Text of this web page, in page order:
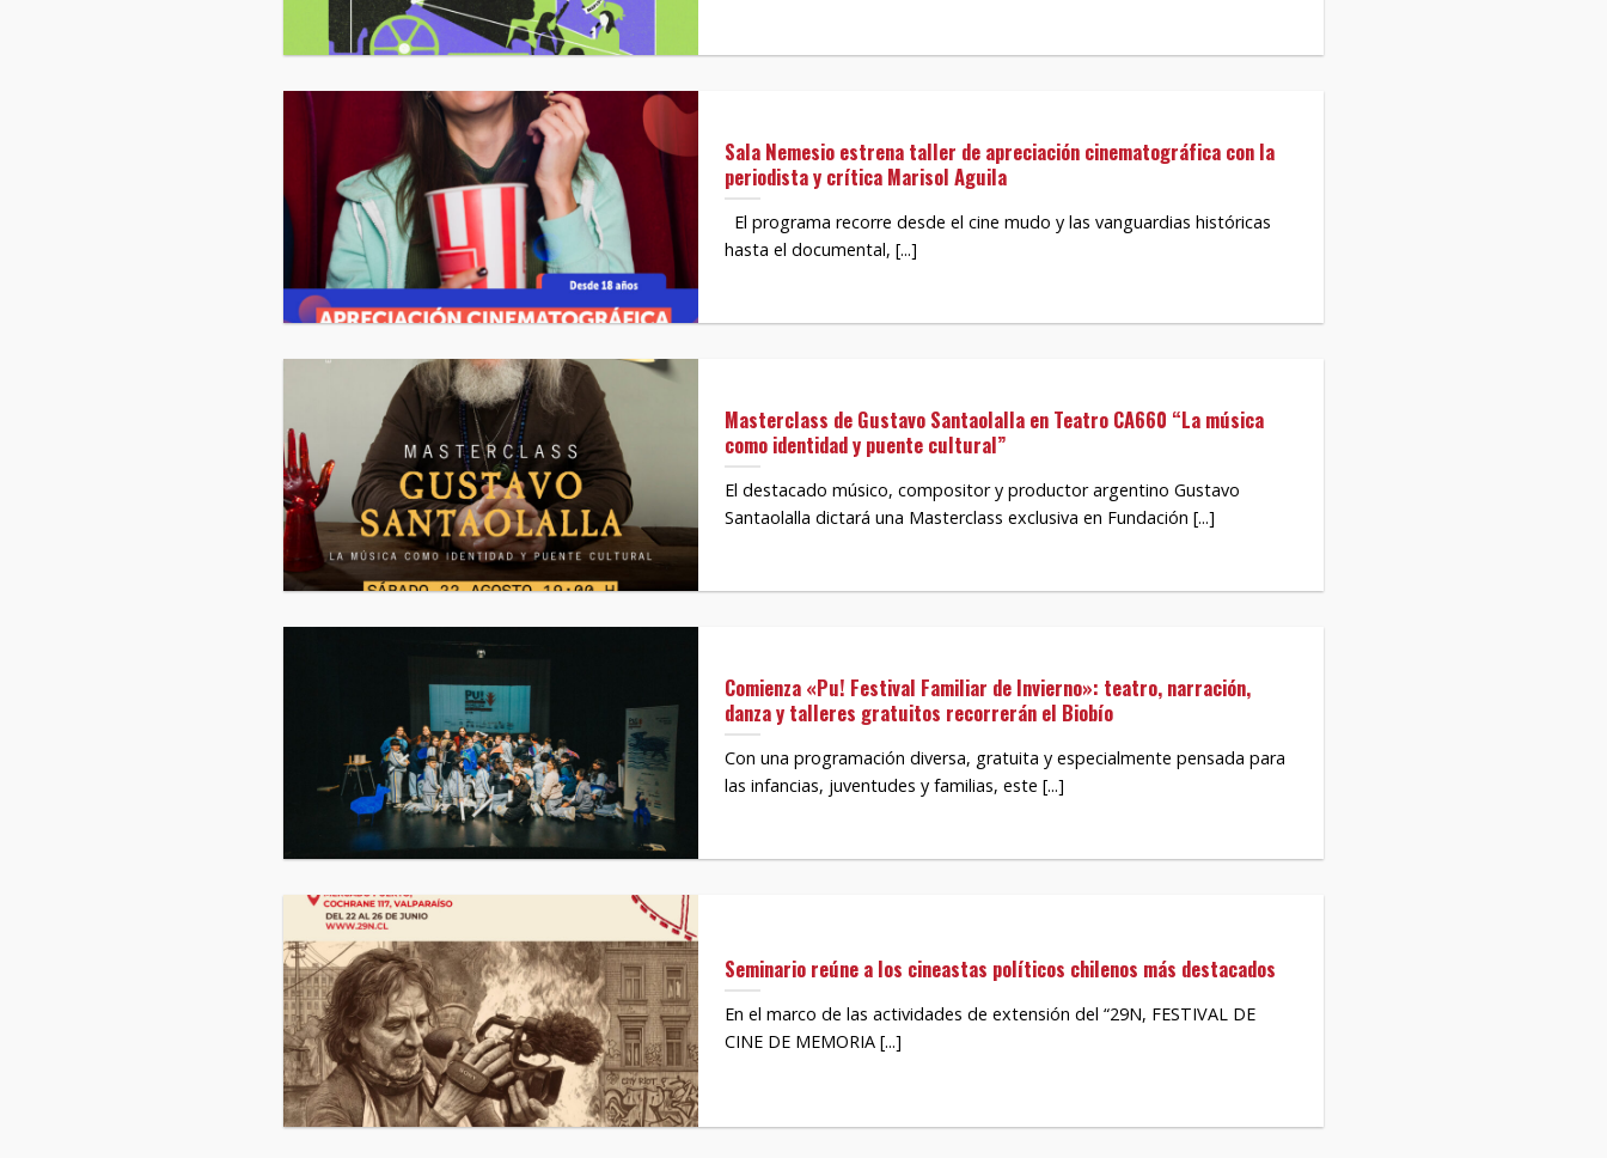
Sala Nemesio estrena taller de apreciación cinematográfica con la
periodista y crítica Marisol Aguila
El programa recorre desde el cine mudo y las vanguardias históricas
hasta el documental, [...]
Masterclass de Gustavo Santaolalla en Teatro CA660 “La música
como identidad y puente cultural”
El destacado músico, compositor y productor argentino Gustavo
Santaolalla dictará una Masterclass exclusiva en Fundación [...]
Comienza «Pu! Festival Familiar de Invierno»: teatro, narración,
danza y talleres gratuitos recorrerán el Biobío
Con una programación diversa, gratuita y especialmente pensada para
las infancias, juventudes y familias, este [...]
Seminario reúne a los cineastas políticos chilenos más destacados
En el marco de las actividades de extensión del “29N, FESTIVAL DE
CINE DE MEMORIA [...]